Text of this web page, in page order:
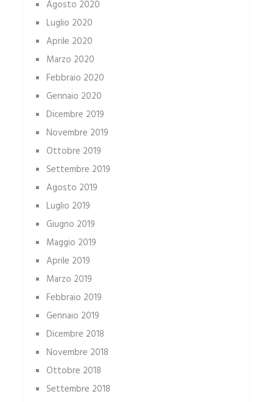
Agosto 2020
Luglio 2020
Aprile 2020
Marzo 2020
Febbraio 2020
Gennaio 2020
Dicembre 2019
Novembre 2019
Ottobre 2019
Settembre 2019
Agosto 2019
Luglio 2019
Giugno 2019
Maggio 2019
Aprile 2019
Marzo 2019
Febbraio 2019
Gennaio 2019
Dicembre 2018
Novembre 2018
Ottobre 2018
Settembre 2018